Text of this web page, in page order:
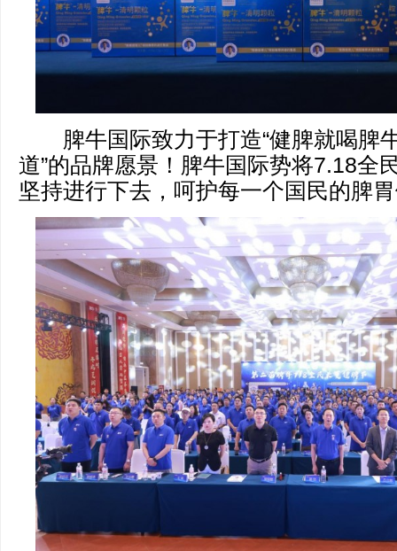
脾牛国际致力于打造“健脾就喝脾
道”的品牌愿景！脾牛国际势将7.18全
坚持进行下去，呵护每一个国民的脾